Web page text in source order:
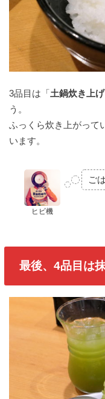
3品目は「土鍋炊き上
う。
ふっくら炊き上がって
います。
ヒビ機
ご
最後、4品目は